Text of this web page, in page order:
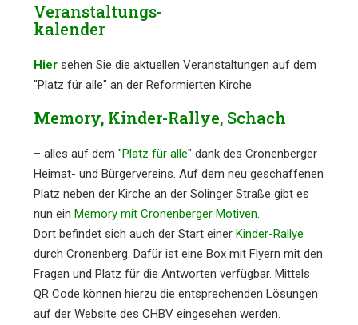
Veranstaltungs-
kalender
Hier sehen Sie die aktuellen Veranstaltungen auf dem
"Platz für alle" an der Reformierten Kirche.
Memory, Kinder-Rallye, Schach
– alles auf dem "Platz für alle" dank des Cronenberger
Heimat- und Bürgervereins. Auf dem neu geschaffenen
Platz neben der Kirche an der Solinger Straße gibt es
nun ein Memory mit Cronenberger Motiven
Dort befindet sich auch der Start einer Kinder-Rallye
durch Cronenberg. Dafür ist eine Box mit Flyern mit den
Fragen und Platz für die Antworten verfügbar. Mittels
QR Code können hierzu die entsprechenden Lösungen
auf der Website des CHBV eingesehen werden.